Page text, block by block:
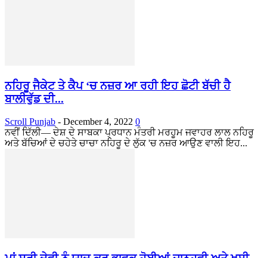
ਨਹਿਰੂ ਜੈਕੇਟ ਤੇ ਕੈਪ ‘ਚ ਨਜ਼ਰ ਆ ਰਹੀ ਇਹ ਛੋਟੀ ਬੱਚੀ ਹੈ
ਬਾਲੀਵੁੱਡ ਦੀ...
Scroll Punjab - December 4, 2022 0
ਨਵੀਂ ਦਿੱਲੀ— ਦੇਸ਼ ਦੇ ਸਾਬਕਾ ਪ੍ਰਧਾਨ ਮੰਤਰੀ ਮਰਹੂਮ ਜਵਾਹਰ ਲਾਲ ਨਹਿਰੂ
ਅਤੇ ਬੱਚਿਆਂ ਦੇ ਚਹੇਤੇ ਚਾਚਾ ਨਹਿਰੂ ਦੇ ਲੁੱਕ 'ਚ ਨਜ਼ਰ ਆਉਣ ਵਾਲੀ ਇਹ...